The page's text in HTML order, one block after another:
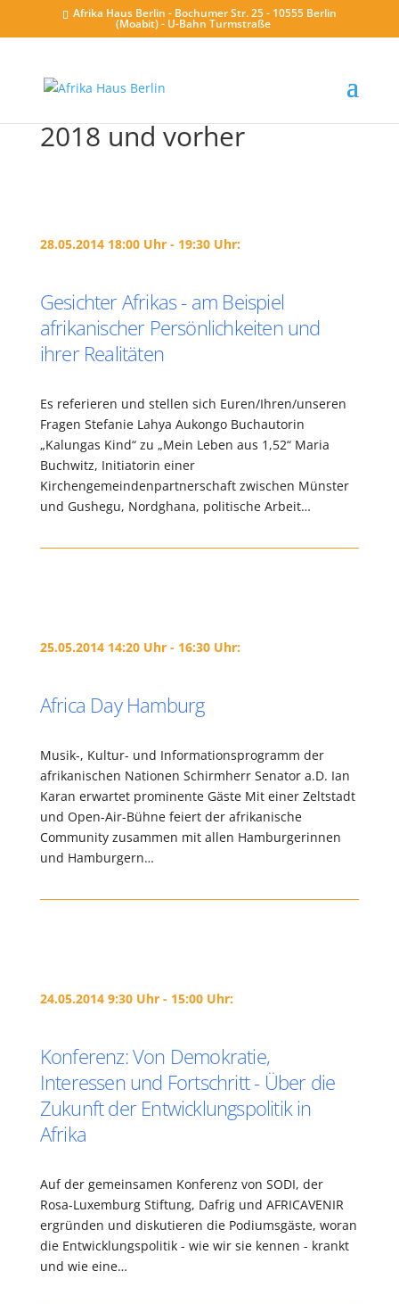
Afrika Haus Berlin - Bochumer Str. 25 - 10555 Berlin
(Moabit) - U-Bahn Turmstraße
2018 und vorher
28.05.2014 18:00 Uhr - 19:30 Uhr:
Gesichter Afrikas - am Beispiel
afrikanischer Persönlichkeiten und
ihrer Realitäten
Es referieren und stellen sich Euren/Ihren/unseren
Fragen Stefanie Lahya Aukongo Buchautorin
„Kalungas Kind“ zu „Mein Leben aus 1,52“ Maria
Buchwitz, Initiatorin einer
Kirchengemeindenpartnerschaft zwischen Münster
und Gushegu, Nordghana, politische Arbeit…
25.05.2014 14:20 Uhr - 16:30 Uhr:
Africa Day Hamburg
Musik-, Kultur- und Informationsprogramm der
afrikanischen Nationen Schirmherr Senator a.D. Ian
Karan erwartet prominente Gäste Mit einer Zeltstadt
und Open-Air-Bühne feiert der afrikanische
Community zusammen mit allen Hamburgerinnen
und Hamburgern…
24.05.2014 9:30 Uhr - 15:00 Uhr:
Konferenz: Von Demokratie,
Interessen und Fortschritt - Über die
Zukunft der Entwicklungspolitik in
Afrika
Auf der gemeinsamen Konferenz von SODI, der
Rosa-Luxemburg Stiftung, Dafrig und AFRICAVENIR
ergründen und diskutieren die Podiumsgäste, woran
die Entwicklungspolitik - wie wir sie kennen - krankt
und wie eine…